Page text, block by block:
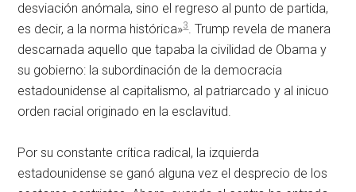
desviación anómala, sino el regreso al punto de partida,
es decir, a la norma histórica»3. Trump revela de manera
descarnada aquello que tapaba la civilidad de Obama y
su gobierno: la subordinación de la democracia
estadounidense al capitalismo, al patriarcado y al inicuo
orden racial originado en la esclavitud.
Por su constante crítica radical, la izquierda
estadounidense se ganó alguna vez el desprecio de los